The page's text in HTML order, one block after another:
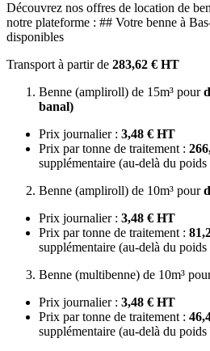
Découvrez nos offres de location de
notre plateforme : ## Votre benne à
disponibles
Transport à partir de 283,62 € HT
Benne (ampliroll) de 15m³ pour
banal)
Prix journalier : 3,48 € HT
Prix par tonne de traitement :
supplémentaire (au-delà du
Benne (ampliroll) de 10m³ pour
Prix journalier : 3,48 € HT
Prix par tonne de traitement :
supplémentaire (au-delà du
Benne (multibenne) de 10m³
Prix journalier : 3,48 € HT
Prix par tonne de traitement :
supplémentaire (au-delà du